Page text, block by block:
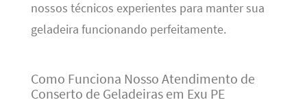
nossos técnicos experientes para manter sua
geladeira funcionando perfeitamente.
Como Funciona Nosso Atendimento de
Conserto de Geladeiras em Exu PE